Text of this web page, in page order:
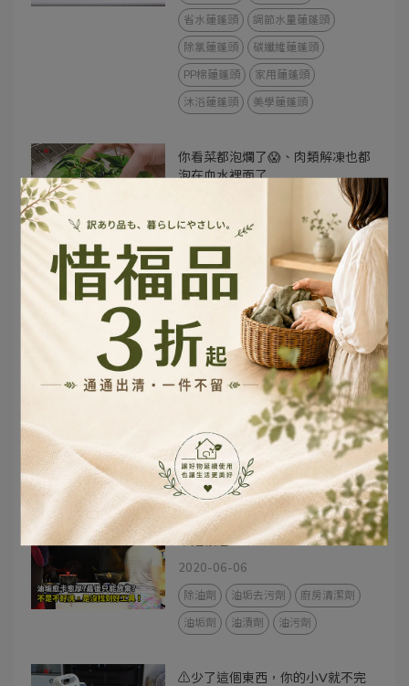
省水蓮蓬頭
調節水量蓮蓬頭
除氯蓮蓬頭
碳纖維蓮蓬頭
PP棉蓮蓬頭
家用蓮蓬頭
沐浴蓮蓬頭
美學蓮蓬頭
你看菜都泡爛了😱、肉類解凍也都
泡在血水裡面了
保鮮盒 瀝水
冰箱保鮮
廚房保鮮
吃貨的雷～我居然把粽子直接拿去
微波～慘😱！
2022-05-24
蒸鍋
電磁爐蒸鍋
複底蒸鍋
肉粽蒸鍋
包子蒸鍋
大口徑蒸鍋
轉頭看一下你的廚房，日積月累是
不是很油❗️❗️❗️
2020-06-06
除油劑 油垢去污劑
廚房清潔劑
油垢劑
油漬劑 油污劑
⚠️少了這個東西，你的小V就不完